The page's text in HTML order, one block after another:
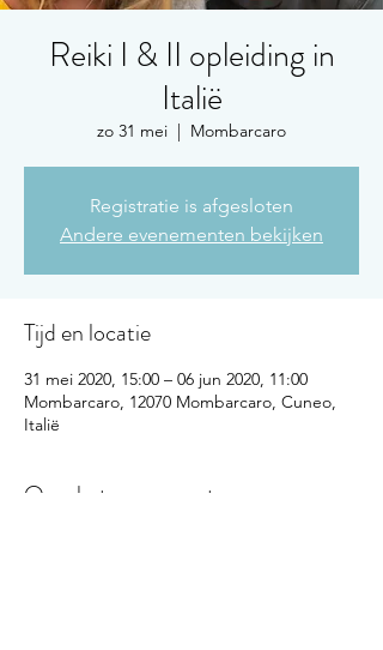
Reiki I & II opleiding in
Italië
zo 31 mei
  |
Mombarcaro
Registratie is afgesloten
Andere evenementen bekijken
Tijd en locatie
31 mei 2020, 15:00 – 06 jun 2020, 11:00
Mombarcaro, 12070 Mombarcaro, Cuneo,
Italië
Over het evenement